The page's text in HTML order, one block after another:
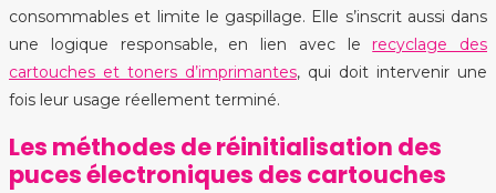
consommables et limite le gaspillage. Elle s’inscrit aussi dans
une logique responsable, en lien avec le recyclage des
cartouches et toners d’imprimantes, qui doit intervenir une
fois leur usage réellement terminé.
Les méthodes de réinitialisation des
puces électroniques des cartouches